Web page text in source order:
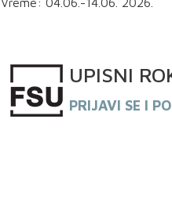
UPISNI
PRIJAVI SE I